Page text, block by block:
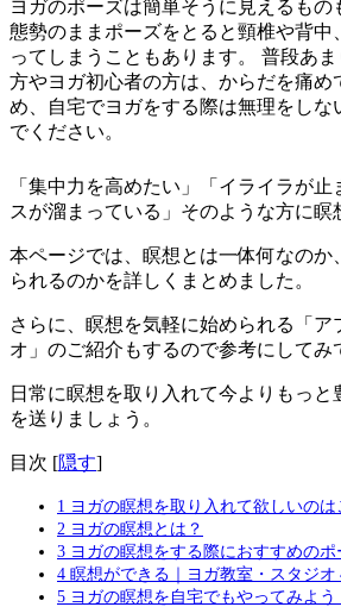
ヨガのポーズは簡単そうに見えるもの
態勢のままポーズをとると頸椎や背中
ってしまうこともあります。 普段あ
方やヨガ初心者の方は、からだを痛め
め、自宅でヨガをする際は無理をしな
でください。
「集中力を高めたい」「イライラが
スが溜まっている」そのような方に瞑
本ページでは、 瞑想とは一体何なのか
られるのかを詳しくまとめました 。
さらに、 瞑想を気軽に始められる「ア
オ」のご紹介もするので参考にしてみ
日常に瞑想を取り入れて今よりもっ
を送りましょう。
目次 [隠す]
1 ヨガの瞑想を取り入れて欲しいのは
2 ヨガの瞑想とは？
3 ヨガの瞑想をする際におすすめのポ
4 瞑想ができる｜ヨガ教室・スタジオ
5 ヨガの瞑想を自宅でもやってみよう